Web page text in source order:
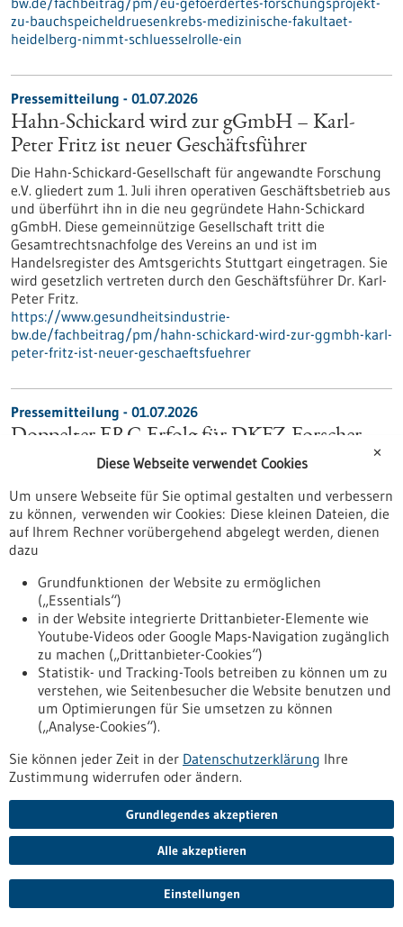
zu-bauchspeicheldruesenkrebs-medizinische-fakultaet-
heidelberg-nimmt-schluesselrolle-ein
Pressemitteilung - 01.07.2026
Hahn-Schickard wird zur gGmbH – Karl-
Peter Fritz ist neuer Geschäftsführer
Die Hahn-Schickard-Gesellschaft für angewandte Forschung
e.V. gliedert zum 1. Juli ihren operativen Geschäftsbetrieb aus
und überführt ihn in die neu gegründete Hahn-Schickard
gGmbH. Diese gemeinnützige Gesellschaft tritt die
Gesamtrechtsnachfolge des Vereins an und ist im
Handelsregister des Amtsgerichts Stuttgart eingetragen. Sie
wird gesetzlich vertreten durch den Geschäftsführer Dr. Karl-
Peter Fritz.
https://www.gesundheitsindustrie-
bw.de/fachbeitrag/pm/hahn-schickard-wird-zur-ggmbh-karl-
peter-fritz-ist-neuer-geschaeftsfuehrer
Pressemitteilung - 01.07.2026
Doppelter ERC-Erfolg für DKFZ-Forscher
Mit seinen „Proof of Concept“ (PoC)-Grants unterstützt der
wirtschaftliche Potential ihrer Forschungsergebnisse
weiterzuentwickeln. Auch 2026 wurden wieder zwei
Wissenschaftler vom DKFZ für die prestigereiche Förderung
ausgewählt: Moritz Mall und Chong Sun.
bw.de/fachbeitrag/pm/doppelter-erc-erfolg-fuer-dkfz-
forscher
Pressemitteilung - 01.07.2026
Sind Menschen mit Übergewicht und
Adipositas ausreichend versorgt und über die
Behandlungsmöglichkeiten informiert?
Eine Studie der Medizinischen Fakultät Mannheim zum
Gewichtsmanagement bei Menschen mit Übergewicht
offenbart eine deutliche Lücke zwischen der empfohlenen
Versorgung und dem, was die Betroffenen angeben. Mehr als
die Hälfte der Menschen in Deutschland lebt mit
Übergewicht oder Adipositas. Sie leben damit mit einem
https://www.gesundheitsindustrie-
bw.de/fachbeitrag/pm/sind-menschen-mit-uebergewicht-
✕
Diese Webseite verwendet Cookies
Um unsere Webseite für Sie optimal gestalten und verbessern
zu können, verwenden wir Cookies: Diese kleinen Dateien, die
auf Ihrem Rechner vorübergehend abgelegt werden, dienen
dazu
Grundfunktionen der Website zu ermöglichen
(„Essentials“)
in der Website integrierte Drittanbieter-Elemente wie
Youtube-Videos oder Google Maps-Navigation zugänglich
zu machen („Drittanbieter-Cookies“)
Statistik- und Tracking-Tools betreiben zu können um zu
verstehen, wie Seitenbesucher die Website benutzen und
um Optimierungen für Sie umsetzen zu können
(„Analyse-Cookies“).
Sie können jeder Zeit in der Datenschutzerklärung Ihre
Zustimmung widerrufen oder ändern.
Grundlegendes akzeptieren
Alle akzeptieren
Einstellungen